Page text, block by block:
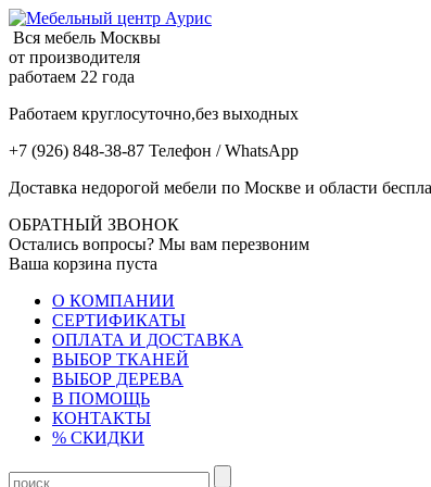
Вся мебель Москвы
от производителя
работаем 22 года
Работаем круглосуточно,без выходных
+7 (926) 848-38-87 Телефон / WhatsApp
Доставка недорогой мебели по Москве и области
ОБРАТНЫЙ ЗВОНОК
Остались вопросы? Мы вам перезвоним
Ваша корзина пуста
О КОМПАНИИ
СЕРТИФИКАТЫ
ОПЛАТА И ДОСТАВКА
ВЫБОР ТКАНЕЙ
ВЫБОР ДЕРЕВА
В ПОМОЩЬ
КОНТАКТЫ
% СКИДКИ